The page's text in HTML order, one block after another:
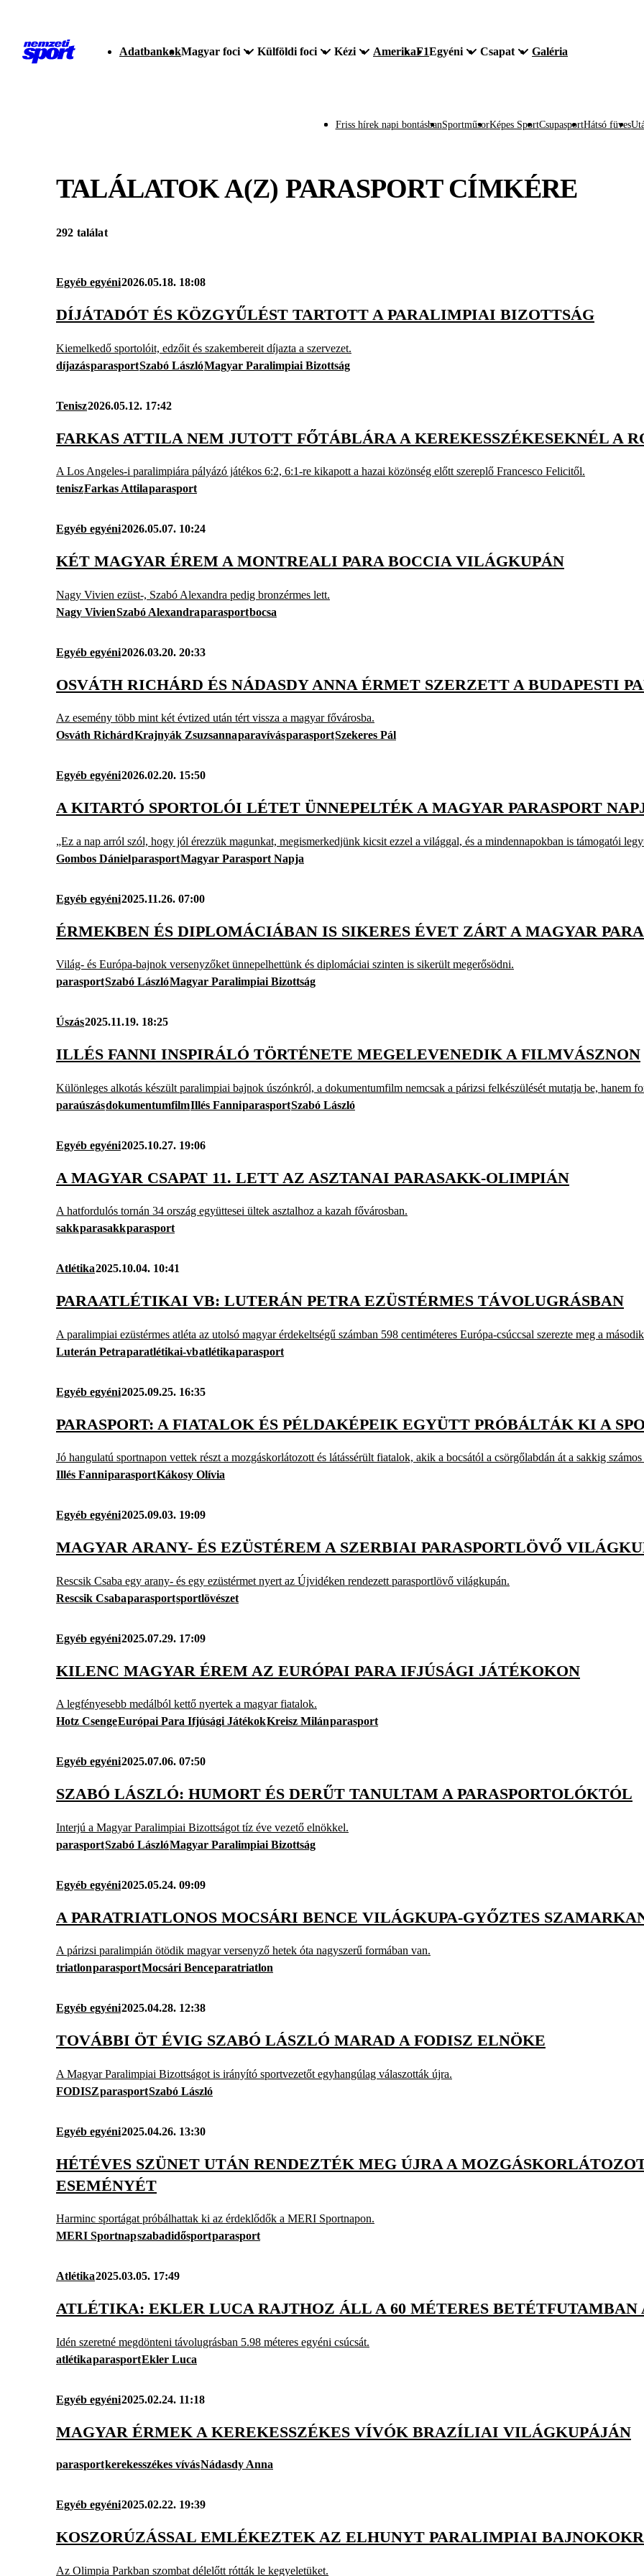
AdatbankokMagyar foci Külföldi foci Kézi AmerikaF1Egyéni Csapat Galéria
Friss hírek napi bontásbanSportműsorKépes SportCsupasportHátsó füves
TALÁLATOK A(Z) PARASPORTCÍMKÉRE
292 találat
Egyéb egyéni2026.05.18. 18:08
DÍJÁTADÓT ÉS KÖZGYŰLÉST TARTOTT A PARALIMPIAI BIZOTTSÁG
Kiemelkedő sportolóit, edzőit és szakembereit díjazta a szervezet.
díjazásparasportSzabó LászlóMagyar Paralimpiai Bizottság
Tenisz2026.05.12. 17:42
FARKAS ATTILA NEM JUTOTT FŐTÁBLÁRA A KEREKESSZÉKESEKNÉL A
A Los Angeles-i paralimpiára pályázó játékos 6:2, 6:1-re kikapott a hazai közönség előtt szereplő Francesco Felicitől.
teniszFarkas Attilaparasport
Egyéb egyéni2026.05.07. 10:24
KÉT MAGYAR ÉREM A MONTREALI PARA BOCCIA VILÁGKUPÁN
Nagy Vivien ezüst-, Szabó Alexandra pedig bronzérmes lett.
Nagy VivienSzabó Alexandraparasportbocsa
Egyéb egyéni2026.03.20. 20:33
OSVÁTH RICHÁRD ÉS NÁDASDY ANNA ÉRMET SZERZETT A BUDAPESTI
Az esemény több mint két évtized után tért vissza a magyar fővárosba.
Osváth RichárdKrajnyák ZsuzsannaparavívásparasportSzekeres Pál
Egyéb egyéni2026.02.20. 15:50
A KITARTÓ SPORTOLÓI LÉTET ÜNNEPELTÉK A MAGYAR PARASPORT
„Ez a nap arról szól, hogy jól érezzük magunkat, megismerkedjünk kicsit ezzel a világgal, és a mindennapokban is támogatói
Gombos DánielparasportMagyar Parasport Napja
Egyéb egyéni2025.11.26. 07:00
ÉRMEKBEN ÉS DIPLOMÁCIÁBAN IS SIKERES ÉVET ZÁRT A MAGYAR
Világ- és Európa-bajnok versenyzőket ünnepelhettünk és diplomáciai szinten is sikerült megerősödni.
parasportSzabó LászlóMagyar Paralimpiai Bizottság
Úszás2025.11.19. 18:25
ILLÉS FANNI INSPIRÁLÓ TÖRTÉNETE MEGELEVENEDIK A FILMVÁSZNON
Különleges alkotás készült paralimpiai bajnok úszónkról, a dokumentumfilm nemcsak a párizsi felkészülését mutatja be, hanem
paraúszásdokumentumfilmIllés FanniparasportSzabó László
Egyéb egyéni2025.10.27. 19:06
A MAGYAR CSAPAT 11. LETT AZ ASZTANAI PARASAKK-OLIMPIÁN
A hatfordulós tornán 34 ország együttesei ültek asztalhoz a kazah fővárosban.
sakkparasakkparasport
Atlétika2025.10.04. 10:41
PARAATLÉTIKAI VB: LUTERÁN PETRA EZÜSTÉRMES TÁVOLUGRÁSBAN
A paralimpiai ezüstérmes atléta az utolsó magyar érdekeltségű számban 598 centiméteres Európa-csúccsal szerezte meg a
Luterán Petraparatlétikai-vbatlétikaparasport
Egyéb egyéni2025.09.25. 16:35
PARASPORT: A FIATALOK ÉS PÉLDAKÉPEIK EGYÜTT PRÓBÁLTÁK KI A
Jó hangulatú sportnapon vettek részt a mozgáskorlátozott és látássérült fiatalok, akik a bocsától a csörgőlabdán át a sakkig
Illés FanniparasportKákosy Olívia
Egyéb egyéni2025.09.03. 19:09
MAGYAR ARANY- ÉS EZÜSTÉREM A SZERBIAI PARASPORTLÖVŐ
Rescsik Csaba egy arany- és egy ezüstérmet nyert az Újvidéken rendezett parasportlövő világkupán.
Rescsik Csabaparasportsportlövészet
Egyéb egyéni2025.07.29. 17:09
KILENC MAGYAR ÉREM AZ EURÓPAI PARA IFJÚSÁGI JÁTÉKOKON
A legfényesebb medálból kettő nyertek a magyar fiatalok.
Hotz CsengeEurópai Para Ifjúsági JátékokKreisz Milánparasport
Egyéb egyéni2025.07.06. 07:50
SZABÓ LÁSZLÓ: HUMORT ÉS DERŰT TANULTAM A PARASPORTOLÓKTÓL
Interjú a Magyar Paralimpiai Bizottságot tíz éve vezető elnökkel.
parasportSzabó LászlóMagyar Paralimpiai Bizottság
Egyéb egyéni2025.05.24. 09:09
A PARATRIATLONOS MOCSÁRI BENCE VILÁGKUPA-GYŐZTES
A párizsi paralimpián ötödik magyar versenyző hetek óta nagyszerű formában van.
triatlonparasportMocsári Benceparatriatlon
Egyéb egyéni2025.04.28. 12:38
TOVÁBBI ÖT ÉVIG SZABÓ LÁSZLÓ MARAD A FODISZ ELNÖKE
A Magyar Paralimpiai Bizottságot is irányító sportvezetőt egyhangúlag válaszották újra.
FODISZparasportSzabó László
Egyéb egyéni2025.04.26. 13:30
HÉTÉVES SZÜNET UTÁN RENDEZTÉK MEG ÚJRA A
ESEMÉNYÉT
Harminc sportágat próbálhattak ki az érdeklődők a MERI Sportnapon.
MERI Sportnapszabadidősportparasport
Atlétika2025.03.05. 17:49
ATLÉTIKA: EKLER LUCA RAJTHOZ ÁLL A 60 MÉTERES BETÉTFUTAMBAN
Idén szeretné megdönteni távolugrásban 5.98 méteres egyéni csúcsát.
atlétikaparasportEkler Luca
Egyéb egyéni2025.02.24. 11:18
MAGYAR ÉRMEK A KEREKESSZÉKES VÍVÓK BRAZÍLIAI VILÁGKUPÁJÁN
parasportkerekesszékes vívásNádasdy Anna
Egyéb egyéni2025.02.22. 19:39
KOSZORÚZÁSSAL EMLÉKEZTEK AZ ELHUNYT PARALIMPIAI
Az Olimpia Parkban szombat délelőtt rótták le kegyeletüket.